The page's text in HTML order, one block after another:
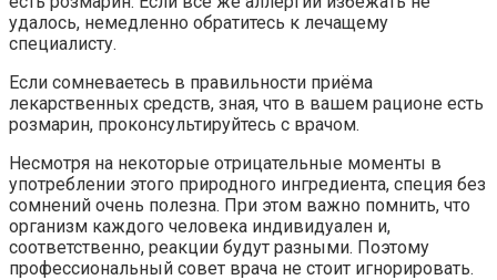
удалось, немедленно обратитесь к лечащему
специалисту.
Если сомневаетесь в правильности приёма
лекарственных средств, зная, что в вашем рационе есть
розмарин, проконсультируйтесь с врачом.
Несмотря на некоторые отрицательные моменты в
употреблении этого природного ингредиента, специя без
сомнений очень полезна. При этом важно помнить, что
организм каждого человека индивидуален и,
соответственно, реакции будут разными. Поэтому
профессиональный совет врача не стоит игнорировать.